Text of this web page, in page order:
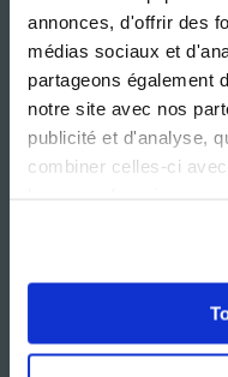
annonces, d'offrir des
médias sociaux et
partageons également
notre site avec nos
publicité et d'analyse,
combiner celles-ci
Le Mag'
i-Cook'in